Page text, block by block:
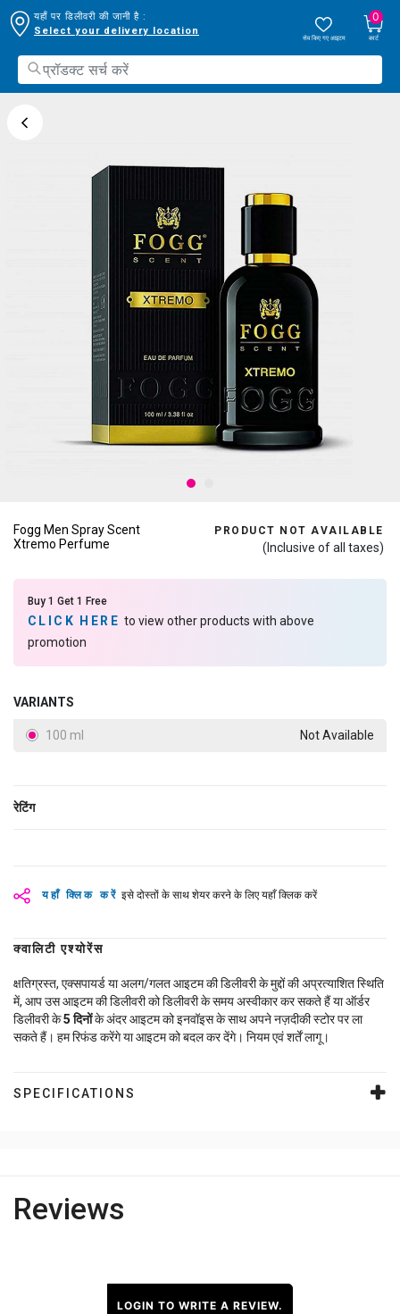
यहाँ पर डिलीवरी की जानी है :
Select your delivery location
सेव किए गए आइटम
0
कार्ट
Fogg Men Spray Scent
Xtremo Perfume
PRODUCT NOT AVAILABLE
(Inclusive of all taxes)
Buy 1 Get 1 Free
CLICK HEREto view other products with above
promotion
VARIANTS
100 ml Not Available
रेटिंग
यहाँ क्लिक करें इसे दोस्तों के साथ शेयर करने के लिए यहाँ क्लिक करें
क्वालिटी एश्योरेंस
क्षतिग्रस्त, एक्सपायर्ड या अलग/गलत आइटम की डिलीवरी के मुद्दों की अप्रत्याशित स्थिति
में, आप उस आइटम की डिलीवरी को डिलीवरी के समय अस्वीकार कर सकते हैं या ऑर्डर
डिलीवरी के5 दिनोंके अंदर आइटम को इनवॉइस के साथ अपने नज़दीकी स्टोर पर ला
सकते हैं। हम रिफंड करेंगे या आइटम को बदल कर देंगे। नियम एवं शर्तें लागू।
SPECIFICATIONS
Reviews
LOGIN TO WRITE A REVIEW.